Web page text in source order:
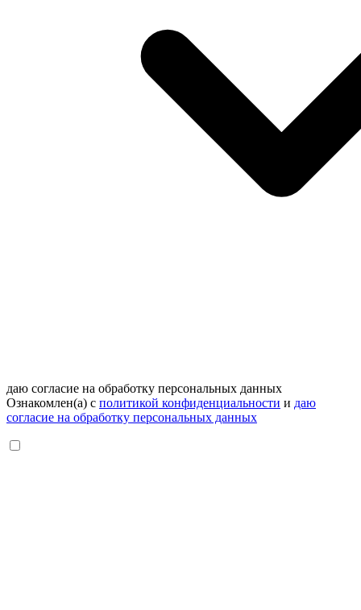
даю согласие на обработку персональных данных
Ознакомлен(а) с политикой конфиденциальности и даю
согласие на обработку персональных данных